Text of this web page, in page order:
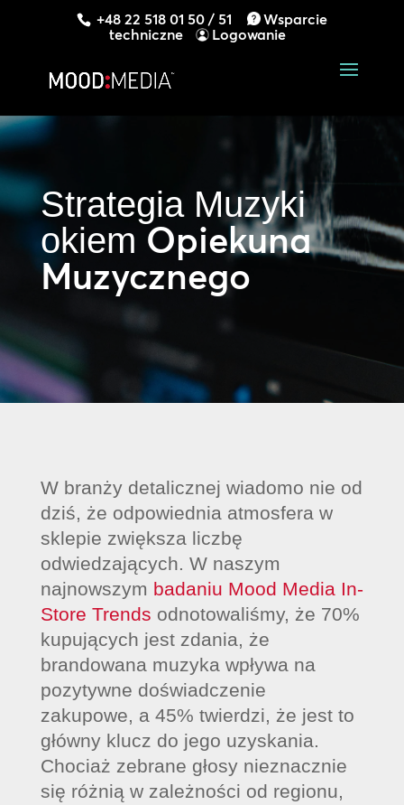
+48 22 518 01 50 / 51
Wsparcie
techniczne
Logowanie
Strategia Muzyki
okiem Opiekuna
Muzycznego
W branży detalicznej wiadomo nie od
dziś, że odpowiednia atmosfera w
sklepie zwiększa liczbę
odwiedzających. W naszym
najnowszym badaniu Mood Media In-
Store Trends odnotowaliśmy, że 70%
kupujących jest zdania, że
brandowana muzyka wpływa na
pozytywne doświadczenie
zakupowe, a 45% twierdzi, że jest to
główny klucz do jego uzyskania.
Chociaż zebrane głosy nieznacznie
się różnią w zależności od regionu,